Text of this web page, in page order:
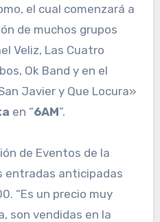
el cual comenzará a
de muchos grupos
Veliz, Las Cuatro
Ok Band y en el
Javier y Que Locura»
en “6AM”.
de Eventos de la
entradas anticipadas
“Es un precio muy
son vendidas en la